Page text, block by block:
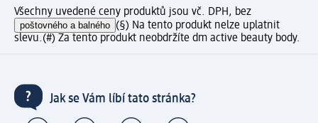
Všechny uvedené ceny produktů jsou vč. DPH, bez
poštovného a balného (§) Na tento produkt nelze uplatnit
slevu.(#) Za tento produkt neobdržíte dm active beauty body.
Jak se Vám líbí tato stránka?